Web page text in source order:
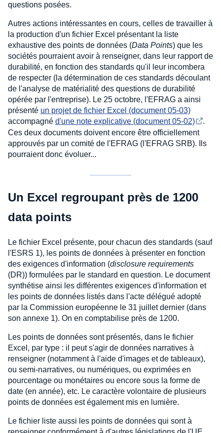
questions posées.
Autres actions intéressantes en cours, celles de travailler à
la production d'un fichier Excel présentant la liste
exhaustive des points de données (Data Points) que les
sociétés pourraient avoir à renseigner, dans leur rapport de
durabilité, en fonction des standards qu'il leur incombera
de respecter (la détermination de ces standards découlant
de l'analyse de matérialité des questions de durabilité
opérée par l'entreprise). Le 25 octobre, l'EFRAG a ainsi
présenté un projet de fichier Excel (document 05-03)
accompagné d'une note explicative (document 05-02)
.
Ces deux documents doivent encore être officiellement
approuvés par un comité de l'EFRAG (l'EFRAG SRB). Ils
pourraient donc évoluer...
Un Excel regroupant près de 1200
data points
Le fichier Excel présente, pour chacun des standards (sauf
l'ESRS 1), les points de données à présenter en fonction
des exigences d'information (disclosure requirements
(DR)) formulées par le standard en question. Le document
synthétise ainsi les différentes exigences d'information et
les points de données listés dans l'acte délégué adopté
par la Commission européenne le 31 juillet dernier (dans
son annexe 1). On en comptabilise près de 1200.
Les points de données sont présentés, dans le fichier
Excel, par type : il peut s'agir de données narratives à
renseigner (notamment à l'aide d'images et de tableaux),
ou semi-narratives, ou numériques, ou exprimées en
pourcentage ou monétaires ou encore sous la forme de
date (en année), etc. Le caractère volontaire de plusieurs
points de données est également mis en lumière.
Le fichier liste aussi les points de données qui sont à